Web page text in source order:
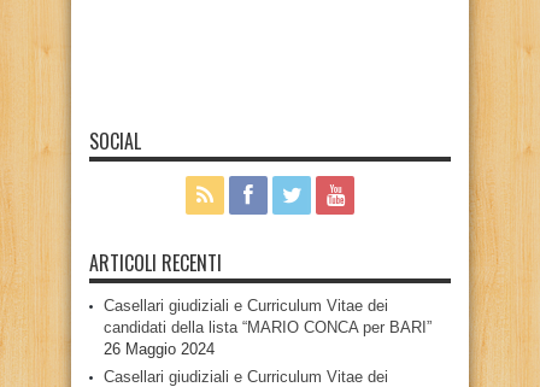
SOCIAL
ARTICOLI RECENTI
Casellari giudiziali e Curriculum Vitae dei
candidati della lista “MARIO CONCA per BARI”
26 Maggio 2024
Casellari giudiziali e Curriculum Vitae dei